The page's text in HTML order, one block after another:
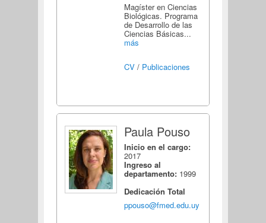
Magíster en Ciencias
Biológicas. Programa
de Desarrollo de las
Ciencias Básicas...
más
CV/ Publicaciones
Paula Pouso
Inicio en el cargo:
2017
Ingreso al
departamento: 1999
Dedicación Total
ppouso@fmed.edu.uy